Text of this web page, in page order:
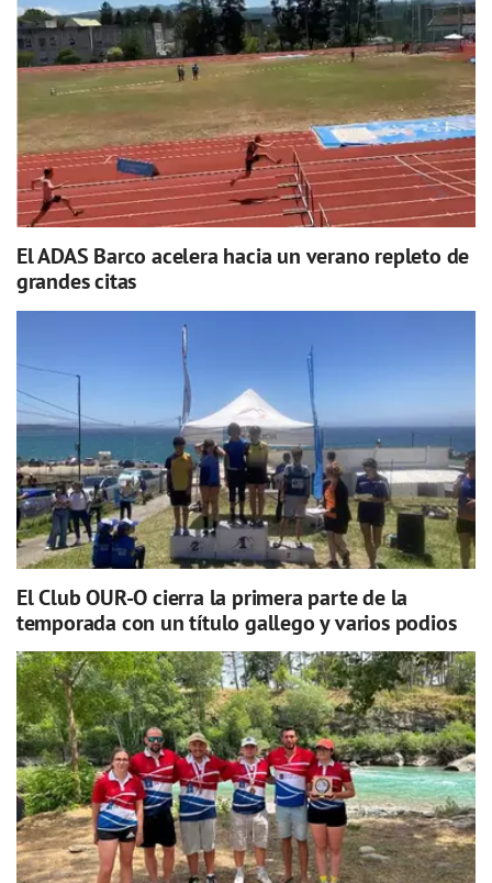
El ADAS Barco acelera hacia un verano repleto de
grandes citas
El Club OUR-O cierra la primera parte de la
temporada con un título gallego y varios podios